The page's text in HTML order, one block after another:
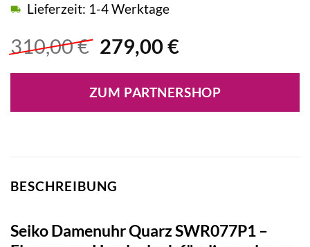
310,00€ Ursprünglicher
war:
310,00 €
279,00 €Aktueller
ist:
279,00 €.
Lieferzeit: 1-4 Werktage
ZUM PARTNERSHOP
BESCHREIBUNG
Seiko Damenuhr Quarz SWR077P1 –